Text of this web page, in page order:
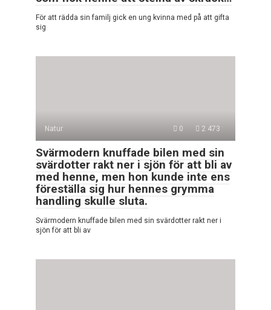
För att rädda sin familj gick en ung kvinna med på att gifta
sig
Natur 0 2 473
Svärmodern knuffade bilen med sin
svärdotter rakt ner i sjön för att bli av
med henne, men hon kunde inte ens
föreställa sig hur hennes grymma
handling skulle sluta.
Svärmodern knuffade bilen med sin svärdotter rakt ner i
sjön för att bli av